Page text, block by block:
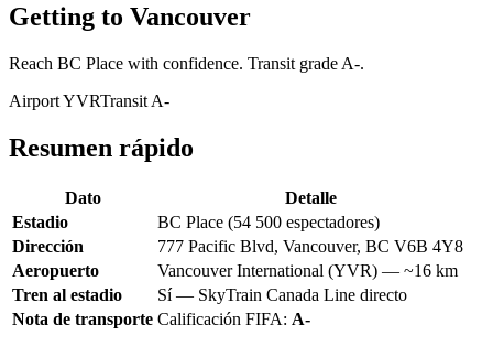
Getting to Vancouver
Reach BC Place with confidence. Transit grade A-.
Airport YVRTransit A-
Resumen rápido
Dato
Detalle
Estadio
BC Place (54 500 espectadores)
Dirección
777 Pacific Blvd, Vancouver, BC V6B 4Y8
Aeropuerto
Vancouver International (YVR) — ~16 km
Tren al estadio
Sí — SkyTrain Canada Line directo
Nota de transporte Calificación FIFA: A-